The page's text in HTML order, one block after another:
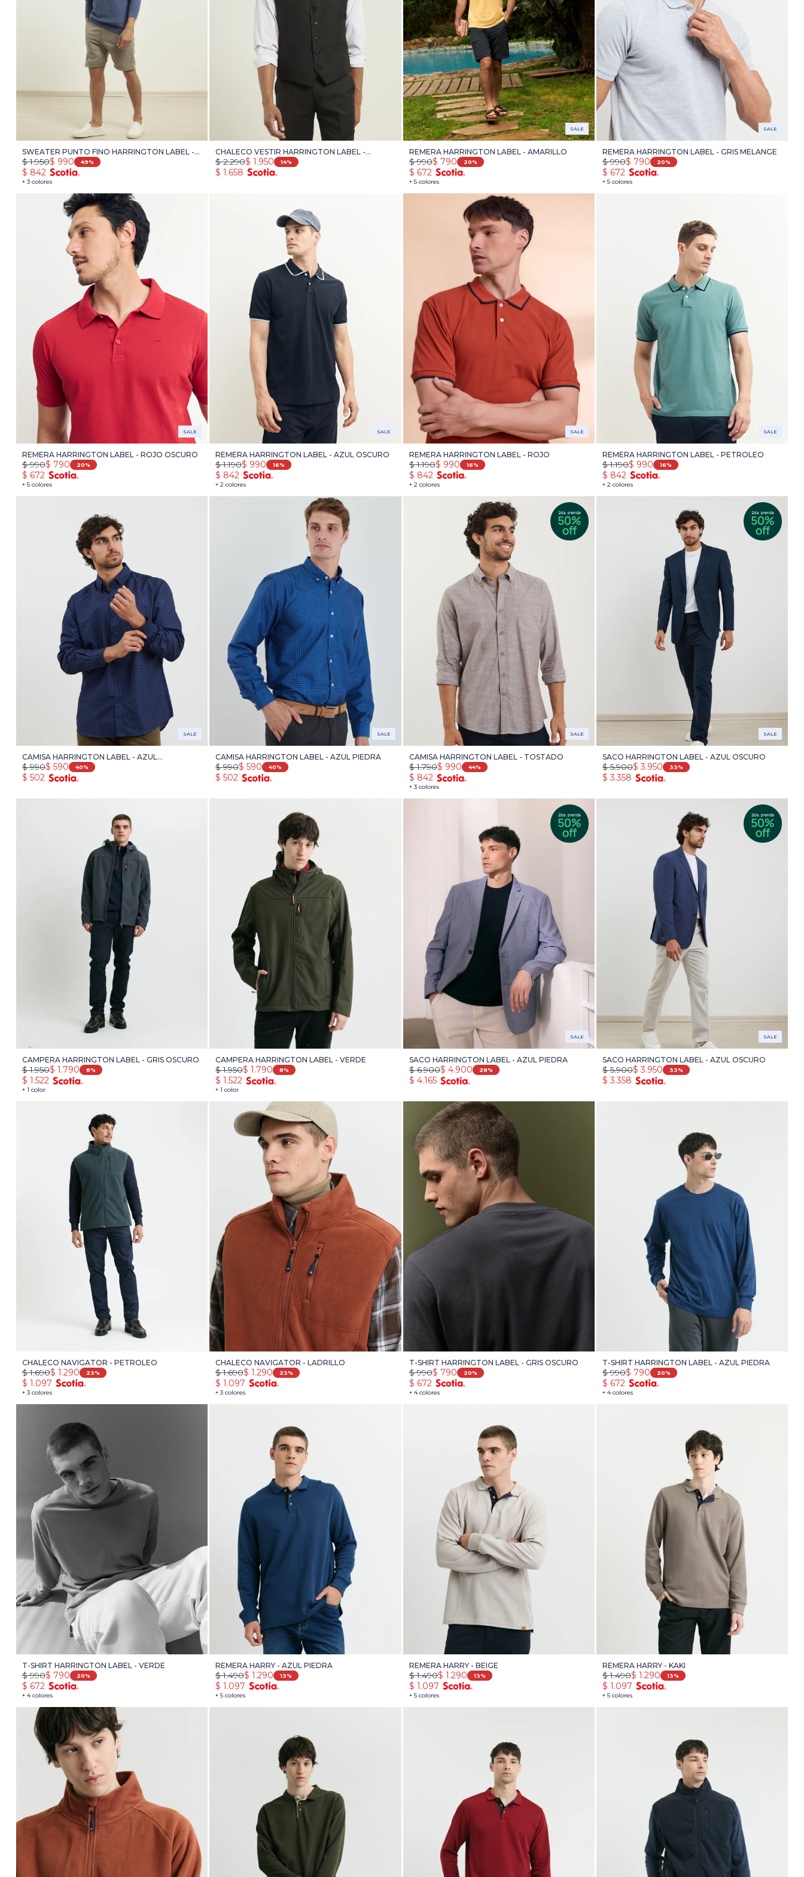
SWEATER PUNTO FINO HARRINGTON LABEL -
AZUL PIEDRA
+ 3 colores
$ 990
$ 1.950 49
$ 842
CHALECO VESTIR HARRINGTON LABEL -
NEGRO $ 1.950
$ 2.290 14
$ 1.658
SALE
REMERA HARRINGTON LABEL - AMARILLO
+ 5 colores
$ 790
$ 990 20
$ 672
SALE
REMERA HARRINGTON LABEL - GRIS MELANGE
+ 5 colores
$ 790
$ 990 20
$ 672
SALE
REMERA HARRINGTON LABEL - ROJO OSCURO
+ 5 colores
$ 790
$ 990 20
$ 672
SALE
REMERA HARRINGTON LABEL - AZUL OSCURO
+ 2 colores
$ 990
$ 1.190 16
$ 842
SALE
REMERA HARRINGTON LABEL - ROJO
+ 2 colores
$ 990
$ 1.190 16
$ 842
SALE
REMERA HARRINGTON LABEL - PETROLEO
+ 2 colores
$ 990
$ 1.190 16
$ 842
SALE
CAMISA HARRINGTON LABEL - AZUL
OSCURO/AZUL PIEDRA MELANGE
$ 590
$ 990 40
$ 502
SALE
CAMISA HARRINGTON LABEL - AZUL PIEDRA
$ 590
$ 990 40
$ 502
SALE
CAMISA HARRINGTON LABEL - TOSTADO
+ 3 colores
$ 990
$ 1.790 44
$ 842
SALE
SACO HARRINGTON LABEL - AZUL OSCURO
$ 3.950
$ 5.900 33
$ 3.358
CAMPERA HARRINGTON LABEL - GRIS OSCURO
+ 1 color
$ 1.790
$ 1.950 8
$ 1.522
CAMPERA HARRINGTON LABEL - VERDE
+ 1 color
$ 1.790
$ 1.950 8
$ 1.522
SALE
SACO HARRINGTON LABEL - AZUL PIEDRA
$ 4.900
$ 6.900 28
$ 4.165
SALE
SACO HARRINGTON LABEL - AZUL OSCURO
$ 3.950
$ 5.900 33
$ 3.358
CHALECO NAVIGATOR - PETROLEO
+ 3 colores
$ 1.290
$ 1.690 23
$ 1.097
CHALECO NAVIGATOR - LADRILLO
+ 3 colores
$ 1.290
$ 1.690 23
$ 1.097
T-SHIRT HARRINGTON LABEL - GRIS OSCURO
+ 4 colores
$ 790
$ 990 20
$ 672
T-SHIRT HARRINGTON LABEL - AZUL PIEDRA
+ 4 colores
$ 790
$ 990 20
$ 672
T-SHIRT HARRINGTON LABEL - VERDE
+ 4 colores
$ 790
$ 990 20
$ 672
REMERA HARRY - AZUL PIEDRA
+ 5 colores
$ 1.290
$ 1.490 13
$ 1.097
REMERA HARRY - BEIGE
+ 5 colores
$ 1.290
$ 1.490 13
$ 1.097
REMERA HARRY - KAKI
+ 5 colores
$ 1.290
$ 1.490 13
$ 1.097